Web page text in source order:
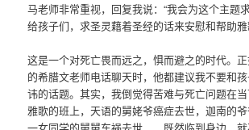
马老师非常重视，回复我说：“我会为这个主题
给孩子们，求圣灵藉着圣经的话来安慰和帮助
这是一个对死亡畏而远之，惧而避之的时代。
的希腊文老师电话聊天时，他都建议我不要和
讳的话题。其实，我倒觉得苦难与死亡问题在
雅歌的班上，天语的舅姥爷癌症去世，迦南的